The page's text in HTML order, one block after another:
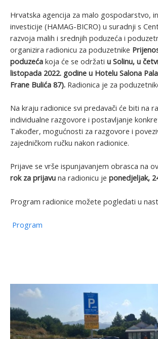
Hrvatska agencija za malo gospodarstvo,
investicije (HAMAG-BICRO) u suradnji s
razvoja malih i srednjih poduzeća i
organizira radionicu za poduzetnike
poduzeća koja će se održati u Solinu, u
listopada 2022. godine u Hotelu Salona
Frane Bulića 87). Radionica je za
Na kraju radionice svi predavači će biti na
individualne razgovore i postavljanje
Također, mogućnosti za razgovore i
zajedničkom ručku nakon radionice.
Prijave se vrše ispunjavanjem obrasca na
rok za prijavu na radionicu je ponedjeljak,
Program radionice možete pogledati u
Program